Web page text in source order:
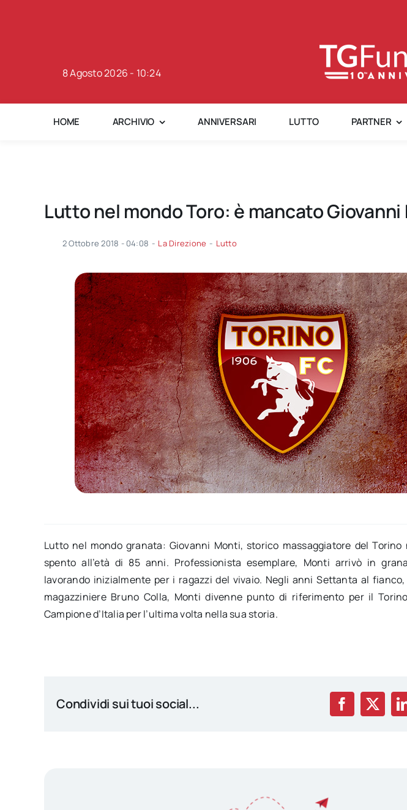
8 Agosto 2026 - 10:24
HOME ARCHIVIO ANNIVERSARI LUTTO PARTNER
Lutto nel mondo Toro: è mancato
2 Ottobre 2018 - 04:08 - La Direzione - Lutto
Lutto nel mondo granata: Giovanni Monti, storico massaggiatore del Torino
spento all’età di 85 anni. Professionista esemplare, Monti arrivò in
lavorando inizialmente per i ragazzi del vivaio. Negli anni Settanta al
magazziniere Bruno Colla, Monti divenne punto di riferimento per il
Campione d’Italia per l’ultima volta nella sua storia.
Condividi sui tuoi social...